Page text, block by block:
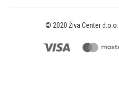
© 2020 Živa Center